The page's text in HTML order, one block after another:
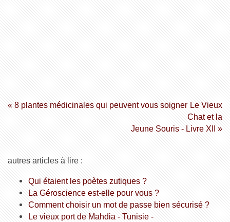
« 8 plantes médicinales qui peuvent vous soigner Le Vieux
Chat et la
Jeune Souris - Livre XII »
autres articles à lire :
Qui étaient les poètes zutiques ?
La Géroscience est-elle pour vous ?
Comment choisir un mot de passe bien sécurisé ?
Le vieux port de Mahdia - Tunisie -